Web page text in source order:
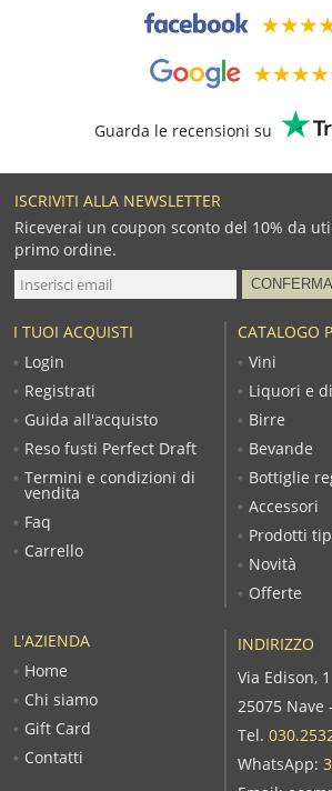
Guarda le recensioni su
ISCRIVITI ALLA NEWSLETTER
Riceverai un coupon sconto del 10% da
primo ordine.
L'AZIENDA
Home
Chi siamo
Gift Card
Contatti
CATALOGO
Vini
Liquori e
Birre
Bevande
Bottiglie
Accessori
Prodotti
Novità
Offerte
I TUOI ACQUISTI
Login
Registrati
Guida all'acquisto
Reso fusti Perfect Draft
Termini e condizioni di
vendita
Faq
Carrello
INDIRIZZO
Via Edison, 1
25075 Nave
Tel.
WhatsApp: